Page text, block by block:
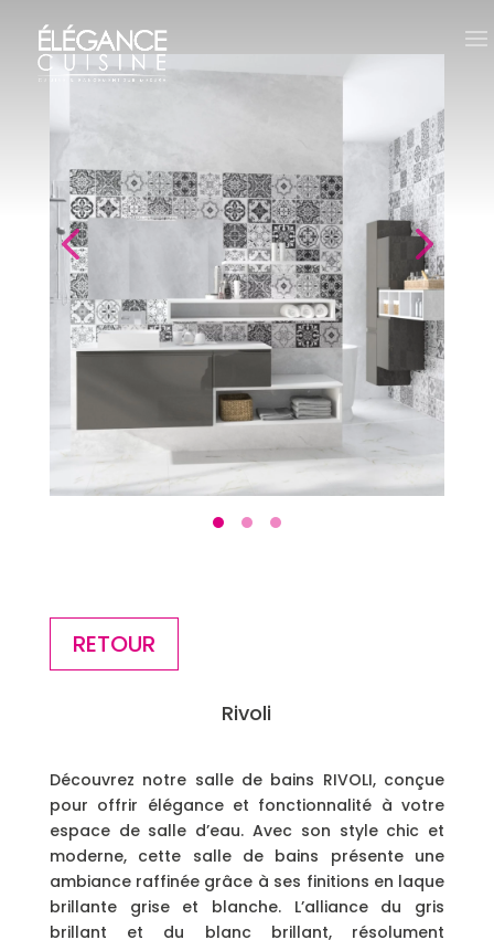
RETOUR
Rivoli
Découvrez notre salle de bains RIVOLI, conçue
pour offrir élégance et fonctionnalité à votre
espace de salle d’eau. Avec son style chic et
moderne, cette salle de bains présente une
ambiance raffinée grâce à ses finitions en laque
brillante grise et blanche. L’alliance du gris
brillant et du blanc brillant, résolument